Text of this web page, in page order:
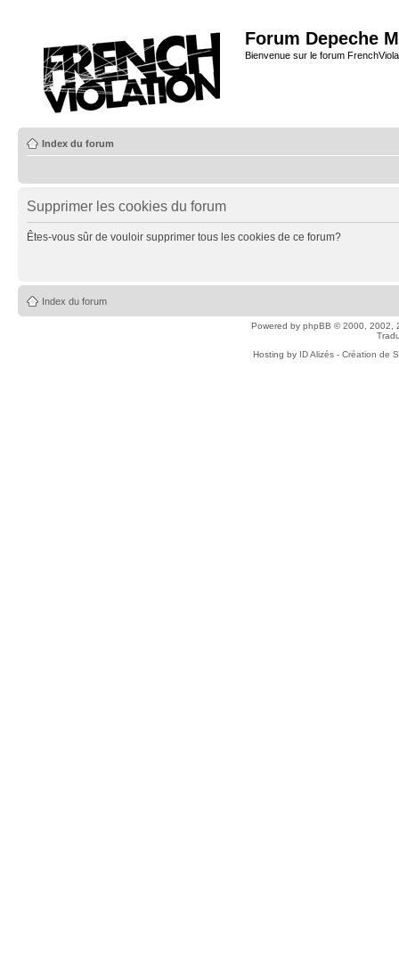
Forum Depeche
Bienvenue sur le forum
Index du forum
Supprimer les cookies du forum
Êtes-vous sûr de vouloir supprimer tous les cookies de ce forum?
Index du forum
Powered by phpBB © 2000, 2002,
Hosting by ID Alizés - Création de